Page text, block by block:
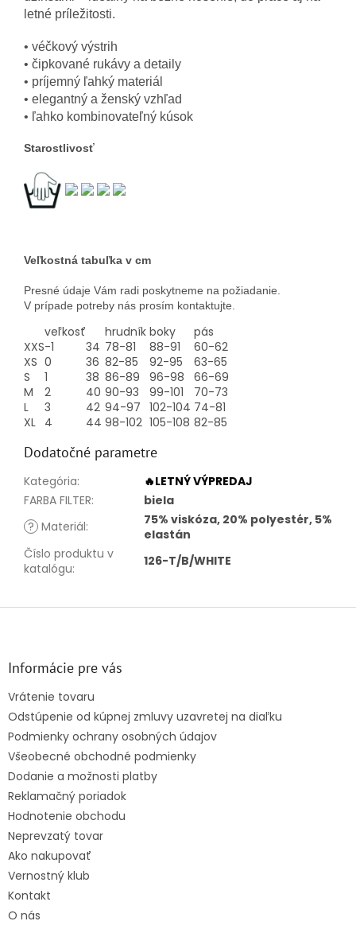
letné príležitosti.
• véčkový výstrih
• čipkované rukávy a detaily
• príjemný ľahký materiál
• elegantný a ženský vzhľad
• ľahko kombinovateľný kúsok
Starostlivosť
Veľkostná tabuľka v cm
Presné údaje Vám radi poskytneme na požiadanie.
V prípade potreby nás prosím kontaktujte.
veľkosť hrudník boky
pás
XXS-1 34 78-81 88-91
60-62
XS 0 36 82-85 92-95
63-65
S
1 38 86-89 96-98
66-69
M
2 40 90-93 99-101
70-73
L
3 42 94-97 102-104 74-81
XL 4 44 98-102 105-108 82-85
Dodatočné parametre
Kategória:
🔥LETNÝ VÝPREDAJ
FARBA FILTER:
biela
? Materiál:
75% viskóza, 20% polyestér, 5%
elastán
Číslo produktu v
katalógu: 126-T/B/WHITE
Z
Informácie pre vás
Vrátenie tovaru
Odstúpenie od kúpnej zmluvy uzavretej na diaľku
Podmienky ochrany osobných údajov
Všeobecné obchodné podmienky
Dodanie a možnosti platby
Reklamačný poriadok
Hodnotenie obchodu
Neprevzatý tovar
Ako nakupovať
Vernostný klub
Kontakt
O nás